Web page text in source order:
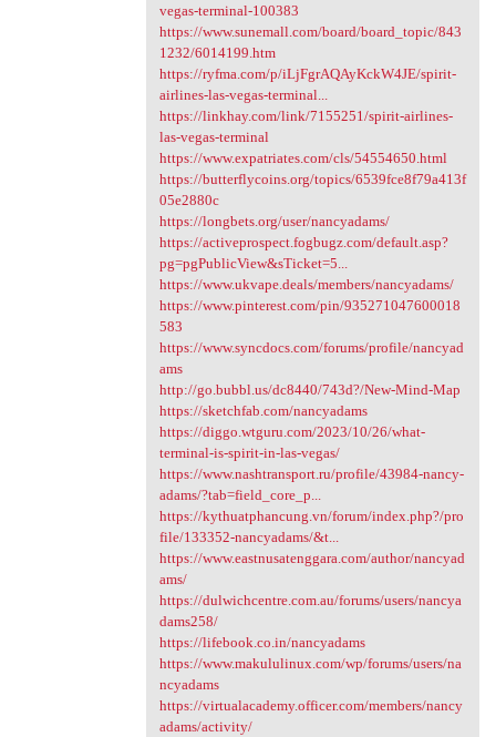
vegas-terminal-100383
https://www.sunemall.com/board/board_topic/843
1232/6014199.htm
https://ryfma.com/p/iLjFgrAQAyKckW4JE/spirit-
airlines-las-vegas-terminal...
https://linkhay.com/link/7155251/spirit-airlines-
las-vegas-terminal
https://www.expatriates.com/cls/54554650.html
https://butterflycoins.org/topics/6539fce8f79a413f
05e2880c
https://longbets.org/user/nancyadams/
https://activeprospect.fogbugz.com/default.asp?
pg=pgPublicView&sTicket=5...
https://www.ukvape.deals/members/nancyadams/
https://www.pinterest.com/pin/935271047600018
583
https://www.syncdocs.com/forums/profile/nancyad
ams
http://go.bubbl.us/dc8440/743d?/New-Mind-Map
https://sketchfab.com/nancyadams
https://diggo.wtguru.com/2023/10/26/what-
terminal-is-spirit-in-las-vegas/
https://www.nashtransport.ru/profile/43984-nancy-
adams/?tab=field_core_p...
https://kythuatphancung.vn/forum/index.php?/pro
file/133352-nancyadams/&t...
https://www.eastnusatenggara.com/author/nancyad
ams/
https://dulwichcentre.com.au/forums/users/nancya
dams258/
https://lifebook.co.in/nancyadams
https://www.makululinux.com/wp/forums/users/na
ncyadams
https://virtualacademy.officer.com/members/nancy
adams/activity/